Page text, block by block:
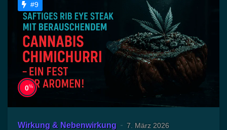
#9
0%
Wirkung & Nebenwirkung 7. März 2026